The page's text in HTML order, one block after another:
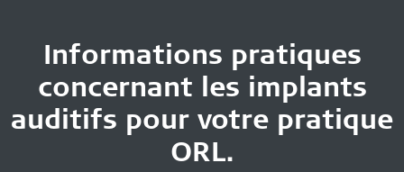
Informations pratiques
concernant les implants
auditifs pour votre pratique
ORL.